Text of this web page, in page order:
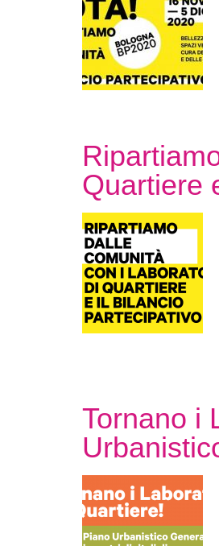
Quartiere
Tornano i